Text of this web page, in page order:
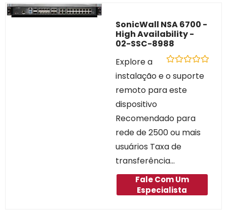
SonicWall NSA 6700 -
High Availability -
02-SSC-8988
0
5
Explore a
instalação e o suporte
remoto para este
dispositivo
Recomendado para
rede de 2500 ou mais
usuários Taxa de
transferência...
Fale Com Um
Especialista